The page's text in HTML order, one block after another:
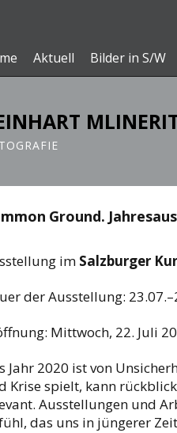
Aktuell Bilder in S/W
Ground.
im Salzburger
der Ausstellung:
Mittwoch, 22. Juli
Jahr 2020 ist von
Krise spielt, kann
Ausstellungen und
das uns in jüngerer